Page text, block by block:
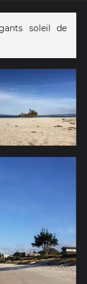
soleil de